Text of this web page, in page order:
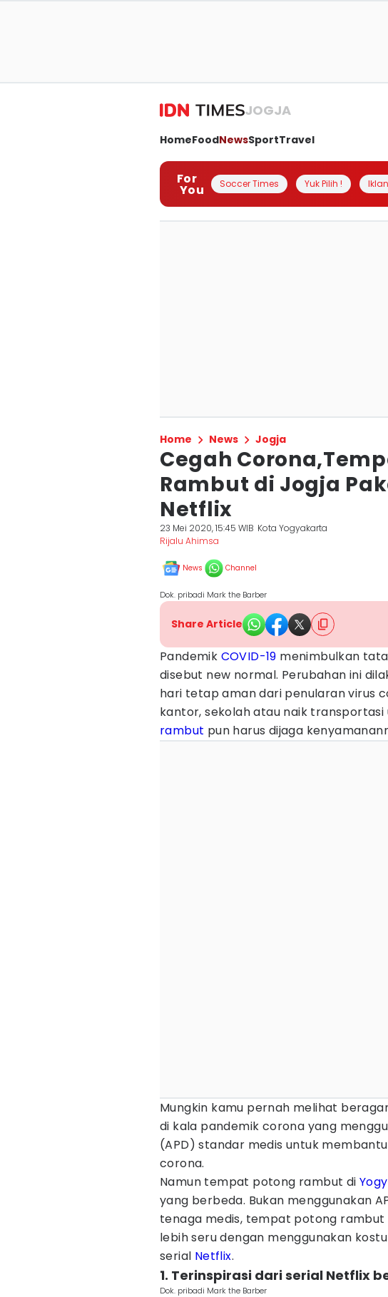
JOGJA
HomeFoodNewsSportTravel
For
You Soccer Times Yuk Pilih !
Home News Jogja
Cegah
Rambut di Jogja
Netflix
23 Mei 2020, 15:45 WIB Kota Yogyakarta
Rijalu Ahimsa
News Channel
Dok. pribadi Mark the Barber
Share Article
Pandemik COVID-19 menimbulkan
disebut new normal. Perubahan ini
hari tetap aman dari penularan virus
kantor, sekolah atau naik transportasi
rambut pun harus dijaga
Mungkin kamu pernah melihat
di kala pandemik corona yang
(APD) standar medis untuk
corona.
Namun tempat potong rambut di
yang berbeda. Bukan menggunakan
tenaga medis, tempat potong rambut
lebih seru dengan menggunakan
serial Netflix.
1. Terinspirasi dari serial Netflix
Dok. pribadi Mark the Barber